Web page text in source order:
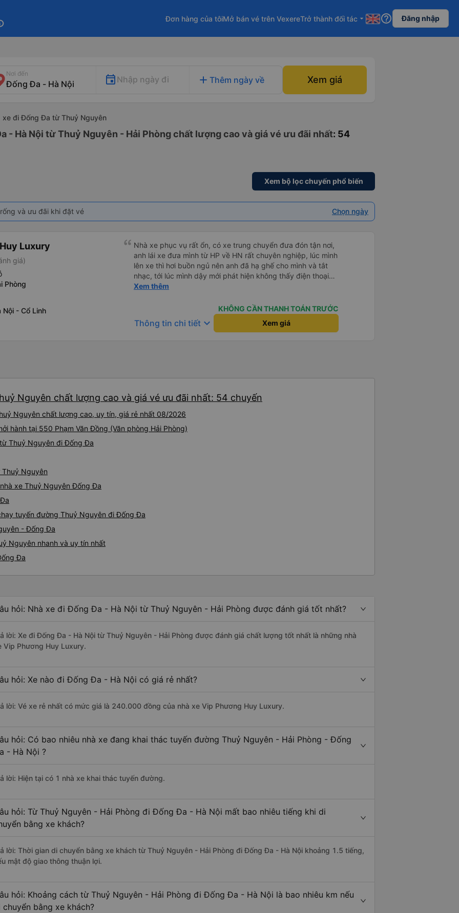
Đơn hàng của tôiMở bán vé trên VexereTrở thành đối tác arrow_drop_down help_outline Đăng nhập
Nơi đến
Nhập ngày đi add Thêm ngày về Xem giá
xe đi Đống Đa từ Thuỷ Nguyên
- Hà Nội từ Thuỷ Nguyên - Hải Phòng chất lượng cao và giá vé ưu đãi nhất: 54
Xem bộ lọc chuyến phổ biến
và ưu đãi khi đặt vé Chọn ngày
Luxury
giá)
Phòng
Nội - Cổ Linh
Nhà xe phục vụ rất ổn, có xe trung chuyển đưa đón tận nơi,
anh lái xe đưa mình từ HP về HN rất chuyên nghiệp, lúc mình
lên xe thì hơi buồn ngủ nên anh đã hạ ghế cho mình và tắt
nhạc, tới lúc mình dậy mới phát hiện không thấy điện thoại
thì anh đã ngay lập tức gọi xe trung chuyển để tìm điện thoại
đó. Cảm ơn anh và nhà xe rất nhiều. 1000 sao ạ.
Xem thêm
KHÔNG CẦN THANH TOÁN TRƯỚC
Thông tin chi tiết keyboard_arrow_down Xem giá
Nguyên chất lượng cao và giá vé ưu đãi nhất: 54 chuyến
Nguyên chất lượng cao, uy tín, giá rẻ nhất 08/2026
hành tại 550 Phạm Văn Đồng (Văn phòng Hải Phòng)
Thuỷ Nguyên đi Đống Đa
Nguyên
xe Thuỷ Nguyên Đống Đa
tuyến đường Thuỷ Nguyên đi Đống Đa
- Đống Đa
Nguyên nhanh và uy tín nhất
Đa
hỏi: Nhà xe đi Đống Đa - Hà Nội từ Thuỷ Nguyên - Hải Phòng được đánh giá tốt nhất?
lời: Xe đi Đống Đa - Hà Nội từ Thuỷ Nguyên - Hải Phòng được đánh giá chất lượng tốt nhất là những nhà
Vip Phương Huy Luxury.
hỏi: Xe nào đi Đống Đa - Hà Nội có giá rẻ nhất?
lời: Vé xe rẻ nhất có mức giá là 240.000 đồng của nhà xe Vip Phương Huy Luxury.
hỏi: Có bao nhiêu nhà xe đang khai thác tuyến đường Thuỷ Nguyên - Hải Phòng - Đống
- Hà Nội ?
lời: Hiện tại có 1 nhà xe khai thác tuyến đường.
hỏi: Từ Thuỷ Nguyên - Hải Phòng đi Đống Đa - Hà Nội mất bao nhiêu tiếng khi di
bằng xe khách?
lời: Thời gian di chuyển bằng xe khách từ Thuỷ Nguyên - Hải Phòng đi Đống Đa - Hà Nội khoảng 1.5 tiếng,
mật độ giao thông thuận lợi.
hỏi: Khoảng cách từ Thuỷ Nguyên - Hải Phòng đi Đống Đa - Hà Nội là bao nhiêu km nếu
chuyển bằng xe khách?